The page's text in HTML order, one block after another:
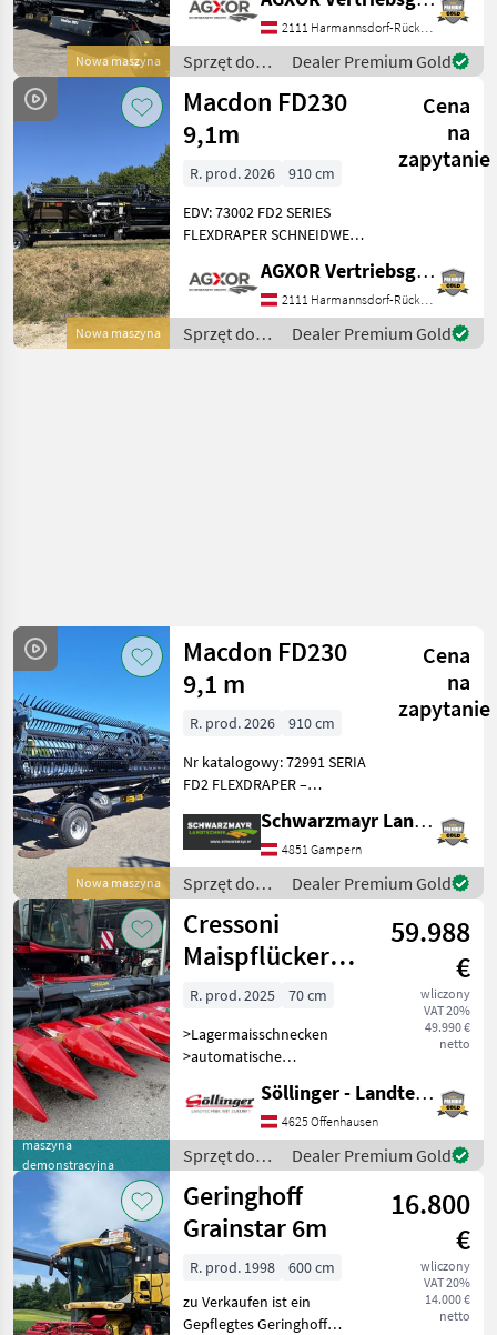
Nowa maszyna
(10.6m) Schneidwerk für
Mähdrescher - FM200 für
Claas - Gelenkwelle mit
21iger Verzahnung
2111 Harmannsdorf-Rückersdorf
Sprzęt do
zbioru pole
uprawne /
Macdon
Dealer Premium Gold
Nowa maszyna
Macdon FD230
9,1m
Cena
na
zapytanie
R. prod. 2026
910 cm
EDV: 73002 FD2 SERIES
FLEXDRAPER SCHNEIDWERK
(9.1m) Schneidwerk für
Mähdrescher - FM200 für
John Deere S7 -
Gelenkwelle mit 21iger V
AGXOR Vertriebsgesellschaft Ost GmbH
2111 Harmannsdorf-Rückersdorf
Sprzęt do
zbioru pole
Dealer Premium Gold
Nowa maszyna
Macdon FD230
9,1 m
Cena
na
zapytanie
R. prod. 2026
910 cm
Nr katalogowy: 72991 SERIA
FD2 FLEXDRAPER –
KOMBJINÓW FD230 (9, 1 m)
– agregat tnący do
kombajnów - FM200 do
Claas - Wał przegubowy z
uzębienie
Schwarzmayr Landtechnik GmbH - Gampern
4851 Gampern
Sprzęt do
zbioru pole
uprawne /
Macdon
Dealer Premium Gold
maszyna
demonstracyjna
Cressoni
Maispflücker
8x70 klappbar
59.988
€
wliczony
VAT 20%
49.990 €
netto
R. prod. 2025
70 cm
>Lagermaisschnecken
>automatische
>vorgesetzter
Unterbauhäcksler >3
Messer >Reißwalzen
Zahnradsystem (weniger
Stroh, 100% Quetschung)
>automatische
Söllinger - Landtechnik GmbH
4625 Offenhausen
Sprzęt do
zbioru pole
uprawne /
Cressoni
Dealer Premium Gold
Geringhoff
Grainstar 6m
16.800
€
wliczony
VAT 20%
14.000 €
netto
R. prod. 1998
600 cm
zu Verkaufen ist ein
Gepflegtes Geringhoff